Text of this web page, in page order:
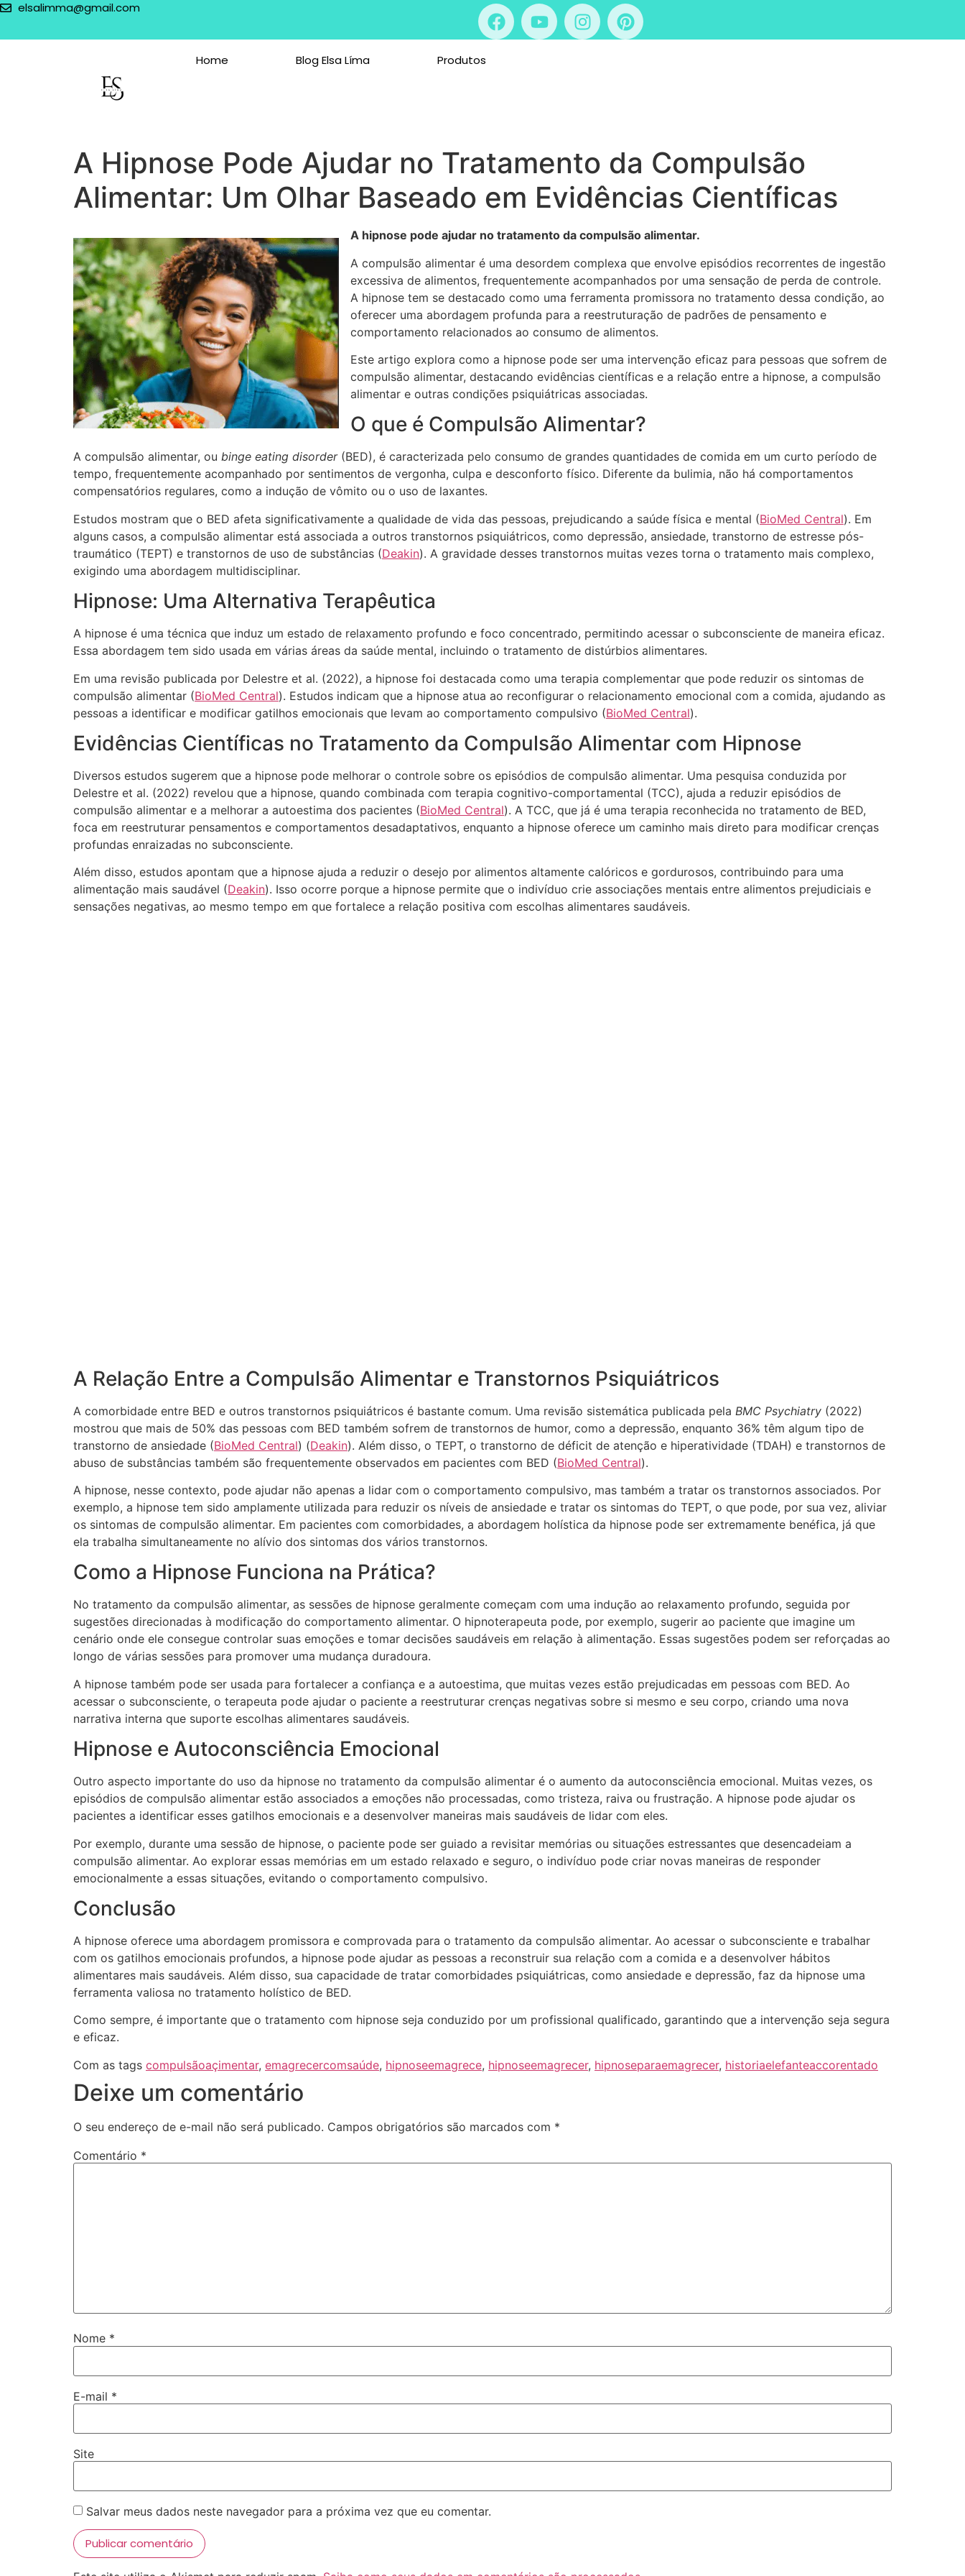
elsalimma@gmail.com
Home Blog Elsa Líma Produtos
A Hipnose Pode Ajudar no Tratamento da Compulsão
Alimentar: Um Olhar Baseado em Evidências Científicas
A hipnose pode ajudar no tratamento da compulsão alimentar.
A compulsão alimentar é uma desordem complexa que envolve episódios recorrentes de ingestão
excessiva de alimentos, frequentemente acompanhados por uma sensação de perda de controle.
A hipnose tem se destacado como uma ferramenta promissora no tratamento dessa condição, ao
oferecer uma abordagem profunda para a reestruturação de padrões de pensamento e
comportamento relacionados ao consumo de alimentos.
Este artigo explora como a hipnose pode ser uma intervenção eficaz para pessoas que sofrem de
compulsão alimentar, destacando evidências científicas e a relação entre a hipnose, a compulsão
alimentar e outras condições psiquiátricas associadas.
O que é Compulsão Alimentar?
A compulsão alimentar, ou binge eating disorder(BED), é caracterizada pelo consumo de grandes quantidades de comida em um curto período de
tempo, frequentemente acompanhado por sentimentos de vergonha, culpa e desconforto físico. Diferente da bulimia, não há comportamentos
compensatórios regulares, como a indução de vômito ou o uso de laxantes.
Estudos mostram que o BED afeta significativamente a qualidade de vida das pessoas, prejudicando a saúde física e mental​ (BioMed Central). Em
alguns casos, a compulsão alimentar está associada a outros transtornos psiquiátricos, como depressão, ansiedade, transtorno de estresse pós-
traumático (TEPT) e transtornos de uso de substâncias​ (Deakin). A gravidade desses transtornos muitas vezes torna o tratamento mais complexo,
exigindo uma abordagem multidisciplinar.
Hipnose: Uma Alternativa Terapêutica
A hipnose é uma técnica que induz um estado de relaxamento profundo e foco concentrado, permitindo acessar o subconsciente de maneira eficaz.
Essa abordagem tem sido usada em várias áreas da saúde mental, incluindo o tratamento de distúrbios alimentares.
Em uma revisão publicada por Delestre et al. (2022), a hipnose foi destacada como uma terapia complementar que pode reduzir os sintomas de
compulsão alimentar​ (BioMed Central). Estudos indicam que a hipnose atua ao reconfigurar o relacionamento emocional com a comida, ajudando as
pessoas a identificar e modificar gatilhos emocionais que levam ao comportamento compulsivo​ (BioMed Central).
Evidências Científicas no Tratamento da Compulsão Alimentar com Hipnose
Diversos estudos sugerem que a hipnose pode melhorar o controle sobre os episódios de compulsão alimentar. Uma pesquisa conduzida por
Delestre et al. (2022) revelou que a hipnose, quando combinada com terapia cognitivo-comportamental (TCC), ajuda a reduzir episódios de
compulsão alimentar e a melhorar a autoestima dos pacientes​ (BioMed Central). A TCC, que já é uma terapia reconhecida no tratamento de BED,
foca em reestruturar pensamentos e comportamentos desadaptativos, enquanto a hipnose oferece um caminho mais direto para modificar crenças
profundas enraizadas no subconsciente.
Além disso, estudos apontam que a hipnose ajuda a reduzir o desejo por alimentos altamente calóricos e gordurosos, contribuindo para uma
alimentação mais saudável​ (Deakin). Isso ocorre porque a hipnose permite que o indivíduo crie associações mentais entre alimentos prejudiciais e
sensações negativas, ao mesmo tempo em que fortalece a relação positiva com escolhas alimentares saudáveis.
A Relação Entre a Compulsão Alimentar e Transtornos Psiquiátricos
A comorbidade entre BED e outros transtornos psiquiátricos é bastante comum. Uma revisão sistemática publicada pela BMC Psychiatry (2022)
mostrou que mais de 50% das pessoas com BED também sofrem de transtornos de humor, como a depressão, enquanto 36% têm algum tipo de
transtorno de ansiedade​ (BioMed Central)​ (Deakin). Além disso, o TEPT, o transtorno de déficit de atenção e hiperatividade (TDAH) e transtornos de
abuso de substâncias também são frequentemente observados em pacientes com BED​ (BioMed Central).
A hipnose, nesse contexto, pode ajudar não apenas a lidar com o comportamento compulsivo, mas também a tratar os transtornos associados. Por
exemplo, a hipnose tem sido amplamente utilizada para reduzir os níveis de ansiedade e tratar os sintomas do TEPT, o que pode, por sua vez, aliviar
os sintomas de compulsão alimentar. Em pacientes com comorbidades, a abordagem holística da hipnose pode ser extremamente benéfica, já que
ela trabalha simultaneamente no alívio dos sintomas dos vários transtornos.
Como a Hipnose Funciona na Prática?
No tratamento da compulsão alimentar, as sessões de hipnose geralmente começam com uma indução ao relaxamento profundo, seguida por
sugestões direcionadas à modificação do comportamento alimentar. O hipnoterapeuta pode, por exemplo, sugerir ao paciente que imagine um
cenário onde ele consegue controlar suas emoções e tomar decisões saudáveis em relação à alimentação. Essas sugestões podem ser reforçadas ao
longo de várias sessões para promover uma mudança duradoura.
A hipnose também pode ser usada para fortalecer a confiança e a autoestima, que muitas vezes estão prejudicadas em pessoas com BED. Ao
acessar o subconsciente, o terapeuta pode ajudar o paciente a reestruturar crenças negativas sobre si mesmo e seu corpo, criando uma nova
narrativa interna que suporte escolhas alimentares saudáveis.
Hipnose e Autoconsciência Emocional
Outro aspecto importante do uso da hipnose no tratamento da compulsão alimentar é o aumento da autoconsciência emocional. Muitas vezes, os
episódios de compulsão alimentar estão associados a emoções não processadas, como tristeza, raiva ou frustração. A hipnose pode ajudar os
pacientes a identificar esses gatilhos emocionais e a desenvolver maneiras mais saudáveis de lidar com eles.
Por exemplo, durante uma sessão de hipnose, o paciente pode ser guiado a revisitar memórias ou situações estressantes que desencadeiam a
compulsão alimentar. Ao explorar essas memórias em um estado relaxado e seguro, o indivíduo pode criar novas maneiras de responder
emocionalmente a essas situações, evitando o comportamento compulsivo.
Conclusão
A hipnose oferece uma abordagem promissora e comprovada para o tratamento da compulsão alimentar. Ao acessar o subconsciente e trabalhar
com os gatilhos emocionais profundos, a hipnose pode ajudar as pessoas a reconstruir sua relação com a comida e a desenvolver hábitos
alimentares mais saudáveis. Além disso, sua capacidade de tratar comorbidades psiquiátricas, como ansiedade e depressão, faz da hipnose uma
ferramenta valiosa no tratamento holístico de BED.
Como sempre, é importante que o tratamento com hipnose seja conduzido por um profissional qualificado, garantindo que a intervenção seja segura
e eficaz.
Com as tags compulsãoaçimentar, emagrecercomsaúde, hipnoseemagrece, hipnoseemagrecer, hipnoseparaemagrecer, historiaelefanteaccorentado
Deixe um comentário
O seu endereço de e-mail não será publicado. Campos obrigatórios são marcados com *
Comentário *
Nome *
E-mail *
Site
Salvar meus dados neste navegador para a próxima vez que eu comentar.